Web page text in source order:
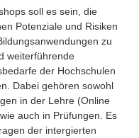
soll es sein, die
Potenziale und Risiken
zu
weiterführende
der Hochschulen
Dabei gehören sowohl
in der Lehre (Online
auch in Prüfungen. Es
der intergierten